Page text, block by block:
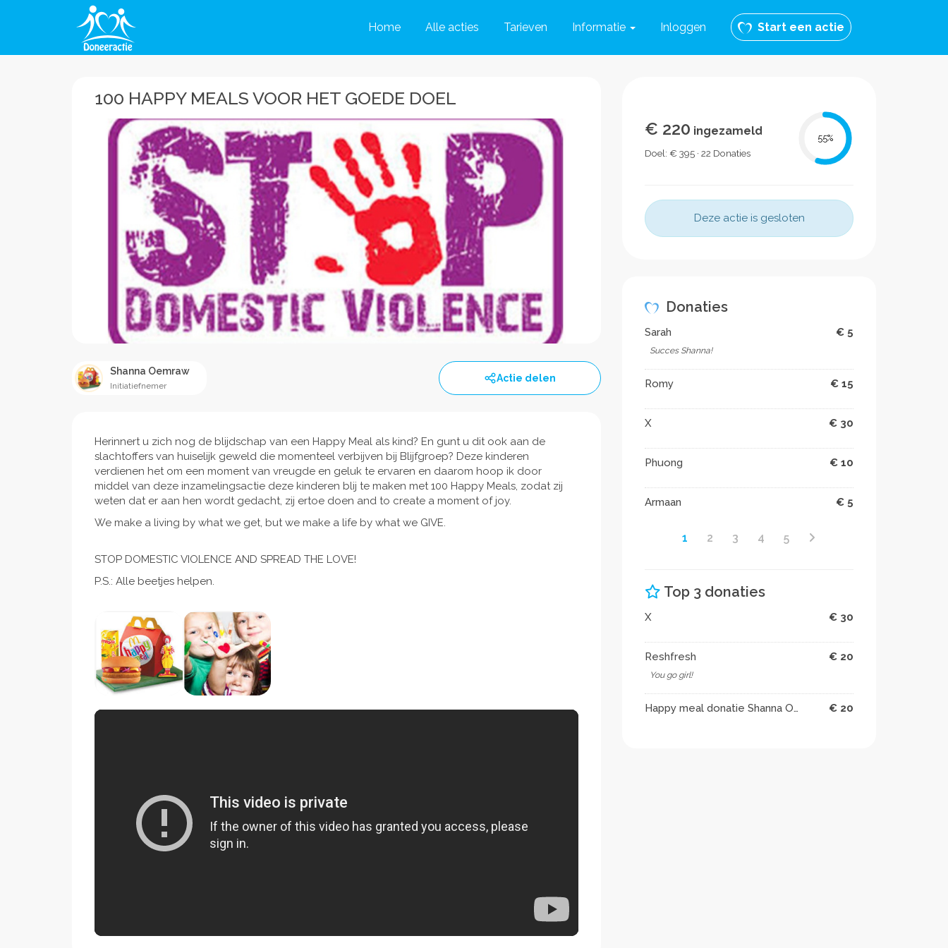
Home Alle acties Tarieven Informatie Inloggen Start een actie
100 HAPPY MEALS VOOR HET GOEDE DOEL
Shanna Oemraw
Initiatiefnemer
Actie delen
Herinnert u zich nog de blijdschap van een Happy Meal als kind? En gunt u dit ook aan de
slachtoffers van huiselijk geweld die momenteel verbijven bij Blijfgroep? Deze kinderen
verdienen het om een moment van vreugde en geluk te ervaren en daarom hoop ik door
middel van deze inzamelingsactie deze kinderen blij te maken met 100 Happy Meals, zodat zij
weten dat er aan hen wordt gedacht, zij ertoe doen and to create a moment of joy.
We make a living by what we get, but we make a life by what we GIVE.
STOP DOMESTIC VIOLENCE AND SPREAD THE LOVE!
P.S.: Alle beetjes helpen.
€ 220 ingezameld
Doel: € 395 · 22 Donaties
55%
Deze actie is gesloten
Donaties
Sarah € 5
Succes Shanna!
Romy € 15
X € 30
Phuong € 10
Armaan € 5
1 2 3 4 5
Top 3 donaties
X € 30
Reshfresh € 20
You go girl!
Happy meal donatie Shanna Oemraw € 20